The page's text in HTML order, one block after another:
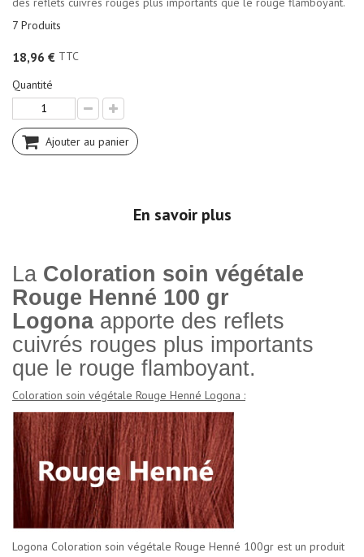
7 Produits
18,96 € TTC
Quantité
Ajouter au panier
En savoir plus
La Coloration soin végétale
Rouge Henné 100 gr
Logonaapporte des reflets
cuivrés rouges plus importants
que le rouge flamboyant.
Coloration soin végétale Rouge Henné Logona :
Logona Coloration soin végétale Rouge Henné 100gr est un produit